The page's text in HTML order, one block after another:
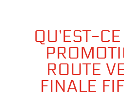
QU’EST-
ROUTE
FINALE